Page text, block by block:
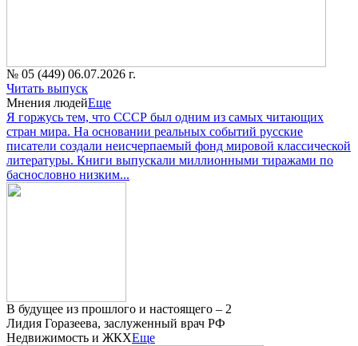
№ 05 (449) 06.07.2026 г.
Читать выпуск
Мнения людейЕще
Я горжусь тем, что СССР был одним из самых читающих
стран мира. На основании реальных событий русские
писатели создали неисчерпаемый фонд мировой классической
литературы. Книги выпускали миллионными тиражами по
баснословно низким...
В будущее из прошлого и настоящего – 2
Лидия Горазеева, заслуженный врач РФ
Недвижимость и ЖКХЕще